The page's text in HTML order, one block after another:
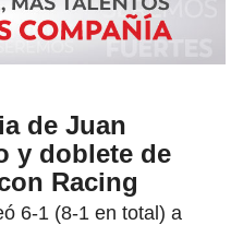
de Juan
y doblete de
Racing
6-1 (8-1 en total) a